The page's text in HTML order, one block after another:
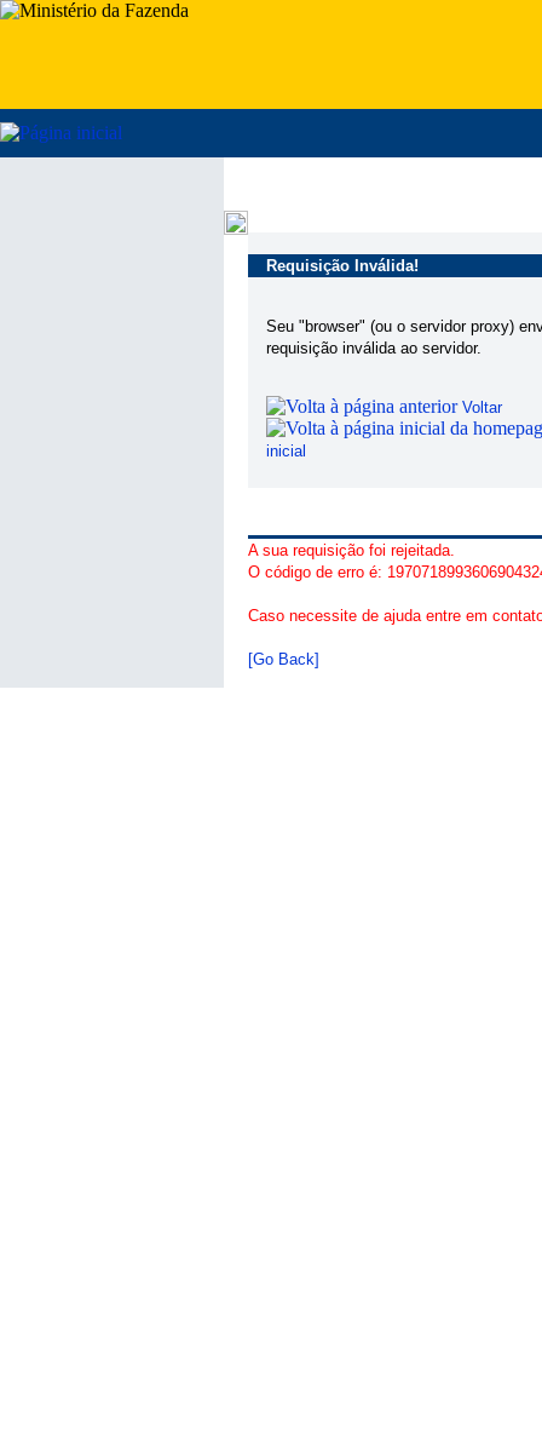
Requisição Inválida!
Seu "browser" (ou o servidor proxy)
requisição inválida ao servidor.
Voltar
inicial
A sua requisição foi rejeitada.
O código de erro é:
Caso necessite de ajuda entre em
[Go Back]